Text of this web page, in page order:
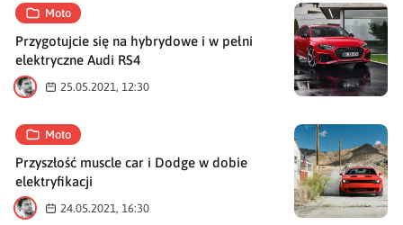
Moto
Przygotujcie się na hybrydowe i w pełni
elektryczne Audi RS4
M
25.05.2021, 12:30
Moto
Przyszłość muscle car i Dodge w dobie
elektryfikacji
M
24.05.2021, 16:30